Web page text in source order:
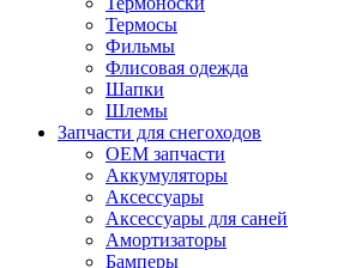
Термосы
Фильмы
Флисовая одежда
Шапки
Шлемы
Запчасти для снегоходов
OEM запчасти
Аккумуляторы
Аксессуары
Аксессуары для саней
Амортизаторы
Бамперы